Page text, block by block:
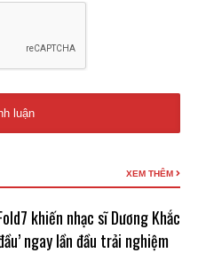
XEM THÊM
khiến nhạc sĩ Dương Khắc
ngay lần đầu trải nghiệm